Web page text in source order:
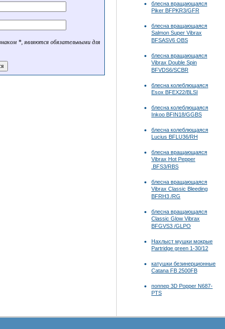
*, являются обязательными для
блесна вращающаяся
Piker BFPKR3/GFR
блесна вращающаяся
Salmon Super Vibrax
BFSASV6 OBS
блесна вращающаяся
Vibrax Double Spin
BFVDS6/SCBR
блесна колеблющаяся
Esox BFEX22/BLSI
блесна колеблющаяся
Inkoo BFIN18/GGBS
блесна колеблющаяся
Lucius BFLU36/RH
блесна вращающаяся
Vibrax Hot Pepper
.BFS3/RBS
блесна вращающаяся
Vibrax Classic Bleeding
BFRH3 /RG
блесна вращающаяся
Classic Glow Vibrax
BFGVS3 /GLPO
Нахлыст мушки мокрые
Partridge green 1-30/12
катушки безинерционные
Catana FB 2500FB
поппер 3D Popper N687-
PTS